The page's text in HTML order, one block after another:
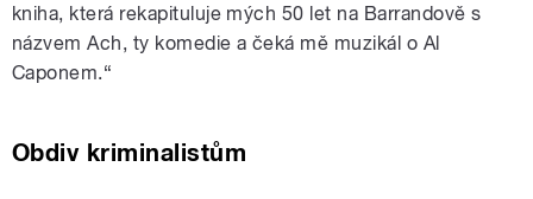
kniha, která rekapituluje mých 50 let na Barrandově s
názvem Ach, ty komedie a čeká mě muzikál o Al
Caponem.“
Obdiv kriminalistům